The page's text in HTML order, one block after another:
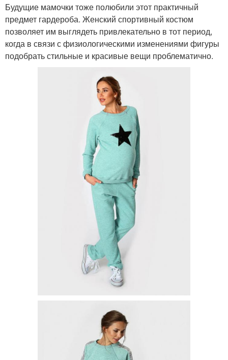
Будущие мамочки тоже полюбили этот практичный
предмет гардероба. Женский спортивный костюм
позволяет им выглядеть привлекательно в тот период,
когда в связи с физиологическими изменениями фигуры
подобрать стильные и красивые вещи проблематично.